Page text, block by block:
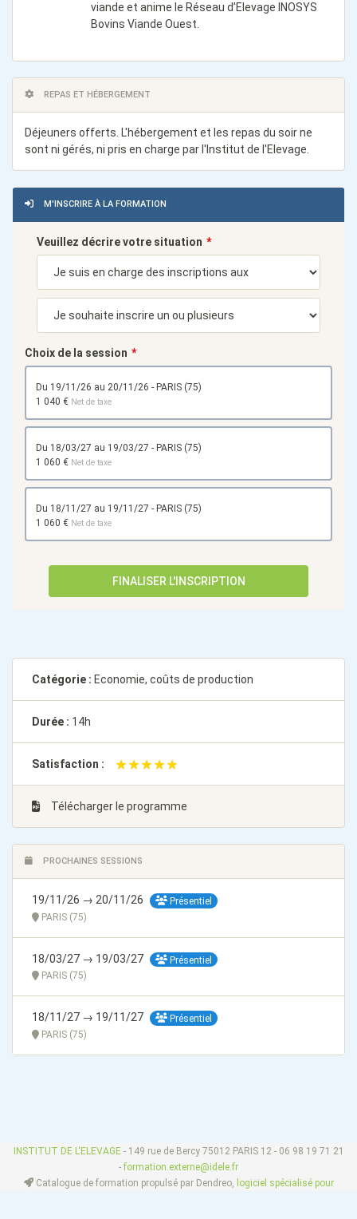
viande et anime le Réseau d’Elevage INOSYS
Bovins Viande Ouest.
REPAS ET HÉBERGEMENT
Déjeuners offerts. L'hébergement et les repas du soir ne
sont ni gérés, ni pris en charge par l'Institut de l'Elevage.
M'INSCRIRE À LA FORMATION
Veuillez décrire votre situation
Choix de la session
du 19/11/26 au 20/11/26 - PARIS (75)
1 040 € Net de taxe
du 18/03/27 au 19/03/27 - PARIS (75)
1 060 € Net de taxe
du 18/11/27 au 19/11/27 - PARIS (75)
1 060 € Net de taxe
FINALISER L'INSCRIPTION
Catégorie : Economie, coûts de production
Durée : 14h
Satisfaction : ★★★★★
★★★★★
Télécharger le programme
PROCHAINES SESSIONS
19/11/26 → 20/11/26
Présentiel
PARIS (75)
18/03/27 → 19/03/27
Présentiel
PARIS (75)
18/11/27 → 19/11/27
Présentiel
PARIS (75)
INSTITUT DE L'ELEVAGE- 149 rue de Bercy 75012 PARIS 12 - 06 98 19 71 21
- formation.externe@idele.fr
Catalogue de formation propulsé par Dendreo, logiciel spécialisé pour